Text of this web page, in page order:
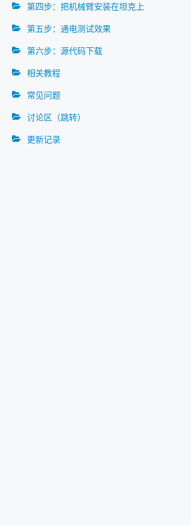
第四步：把机械臂安装在坦克上
第五步：通电测试效果
第六步：源代码下载
相关教程
常见问题
讨论区（跳转）
更新记录